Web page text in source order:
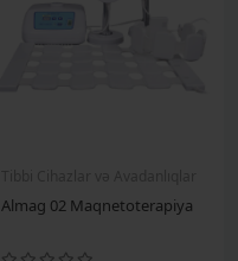
Almag 02 Maqnetoterapiya